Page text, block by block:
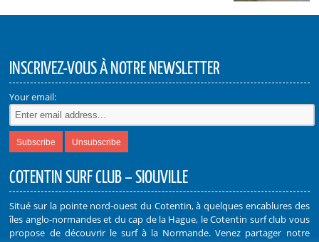
INSCRIVEZ-VOUS À NOTRE NEWSLETTER
Your email:
COTENTIN SURF CLUB – SIOUVILLE
Situé sur la pointe nord-ouest du Cotentin, à quelques encablures des
îles anglo-normandes et du cap de la Hague, le Cotentin surf club vous
propose de découvrir le surf à la Normande. Venez partager notre